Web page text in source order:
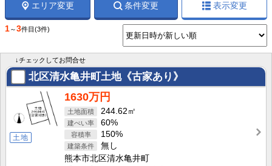
エリア変更 条件変更 表示変更
1～3件目 (3件)
↓チェックしてお問合せ
北区清水亀井町土地《古家あり》
土地
1630万円
244.62㎡
60%
150%
無し
熊本市北区清水亀井町